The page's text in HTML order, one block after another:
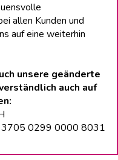
allen Kunden und
auf eine weiterhin
unsere geänderte
auch auf
3705 0299 0000 8031